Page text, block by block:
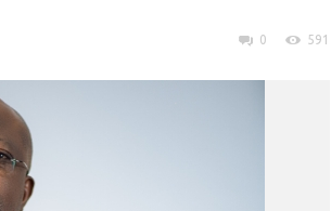
0 591